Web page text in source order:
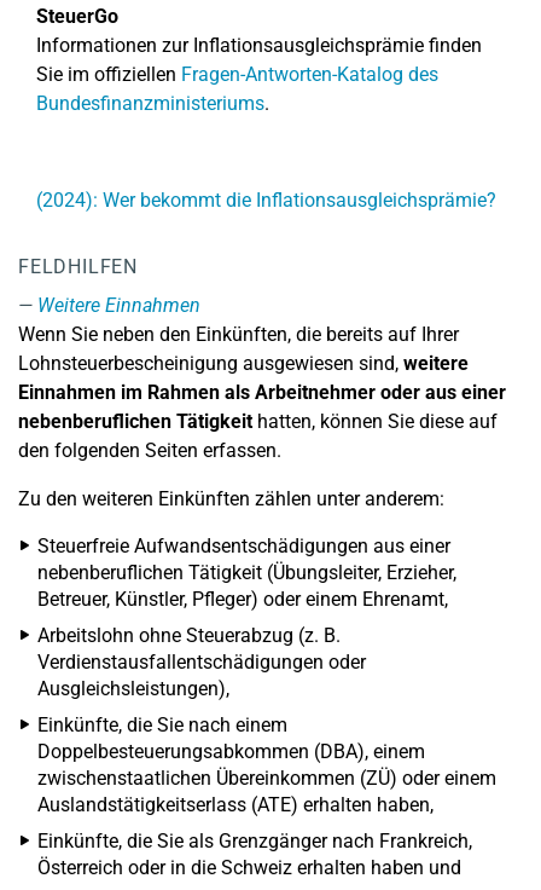
SteuerGo
Informationen zur Inflationsausgleichsprämie finden
Sie im offiziellen Fragen-Antworten-Katalog des
Bundesfinanzministeriums.
(2024): Wer bekommt die Inflationsausgleichsprämie?
FELDHILFEN
Weitere Einnahmen
Wenn Sie neben den Einkünften, die bereits auf Ihrer
Lohnsteuerbescheinigung ausgewiesen sind, weitere
Einnahmen im Rahmen als Arbeitnehmer oder aus einer
nebenberuflichen Tätigkeit hatten, können Sie diese auf
den folgenden Seiten erfassen.
Zu den weiteren Einkünften zählen unter anderem:
Steuerfreie Aufwandsentschädigungen aus einer
nebenberuflichen Tätigkeit (Übungsleiter, Erzieher,
Betreuer, Künstler, Pfleger) oder einem Ehrenamt,
Arbeitslohn ohne Steuerabzug (z. B.
Verdienstausfallentschädigungen oder
Ausgleichsleistungen),
Einkünfte, die Sie nach einem
Doppelbesteuerungsabkommen (DBA), einem
zwischenstaatlichen Übereinkommen (ZÜ) oder einem
Auslandstätigkeitserlass (ATE) erhalten haben,
Einkünfte, die Sie als Grenzgänger nach Frankreich,
Österreich oder in die Schweiz erhalten haben und